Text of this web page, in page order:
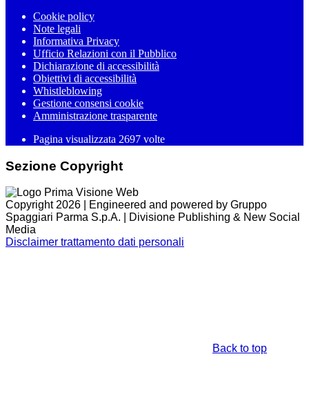
Cookie policy
Note legali
Informativa Privacy
Ufficio Relazioni con il Pubblico
Dichiarazione di accessibilità
Obiettivi di accessibilità
Whistleblowing
Gestione consensi cookie
Amministrazione trasparente
Pagina visualizzata 2697 volte
Sezione Copyright
Copyright 2026 | Engineered and powered by Gruppo
Spaggiari Parma S.p.A. | Divisione Publishing & New Social
Media
Disclaimer trattamento dati personali
Back to top